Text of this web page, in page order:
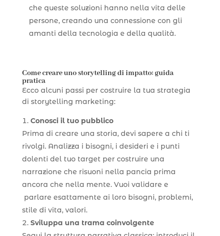
che queste soluzioni hanno nella vita delle
persone, creando una connessione con gli
amanti della tecnologia e della qualità.
Come creare uno storytelling di impatto: guida
pratica
Ecco alcuni passi per costruire la tua strategia
di storytelling marketing:
Conosci il tuo pubblico
Prima di creare una storia, devi sapere a chi ti
rivolgi. Analizza i bisogni, i desideri e i punti
dolenti del tuo target per costruire una
narrazione che risuoni nella pancia prima
ancora che nella mente. Vuoi validare e
parlare esattamente ai loro bisogni, problemi,
stile di vita, valori.
Sviluppa una trama coinvolgente